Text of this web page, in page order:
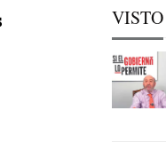
VISTO